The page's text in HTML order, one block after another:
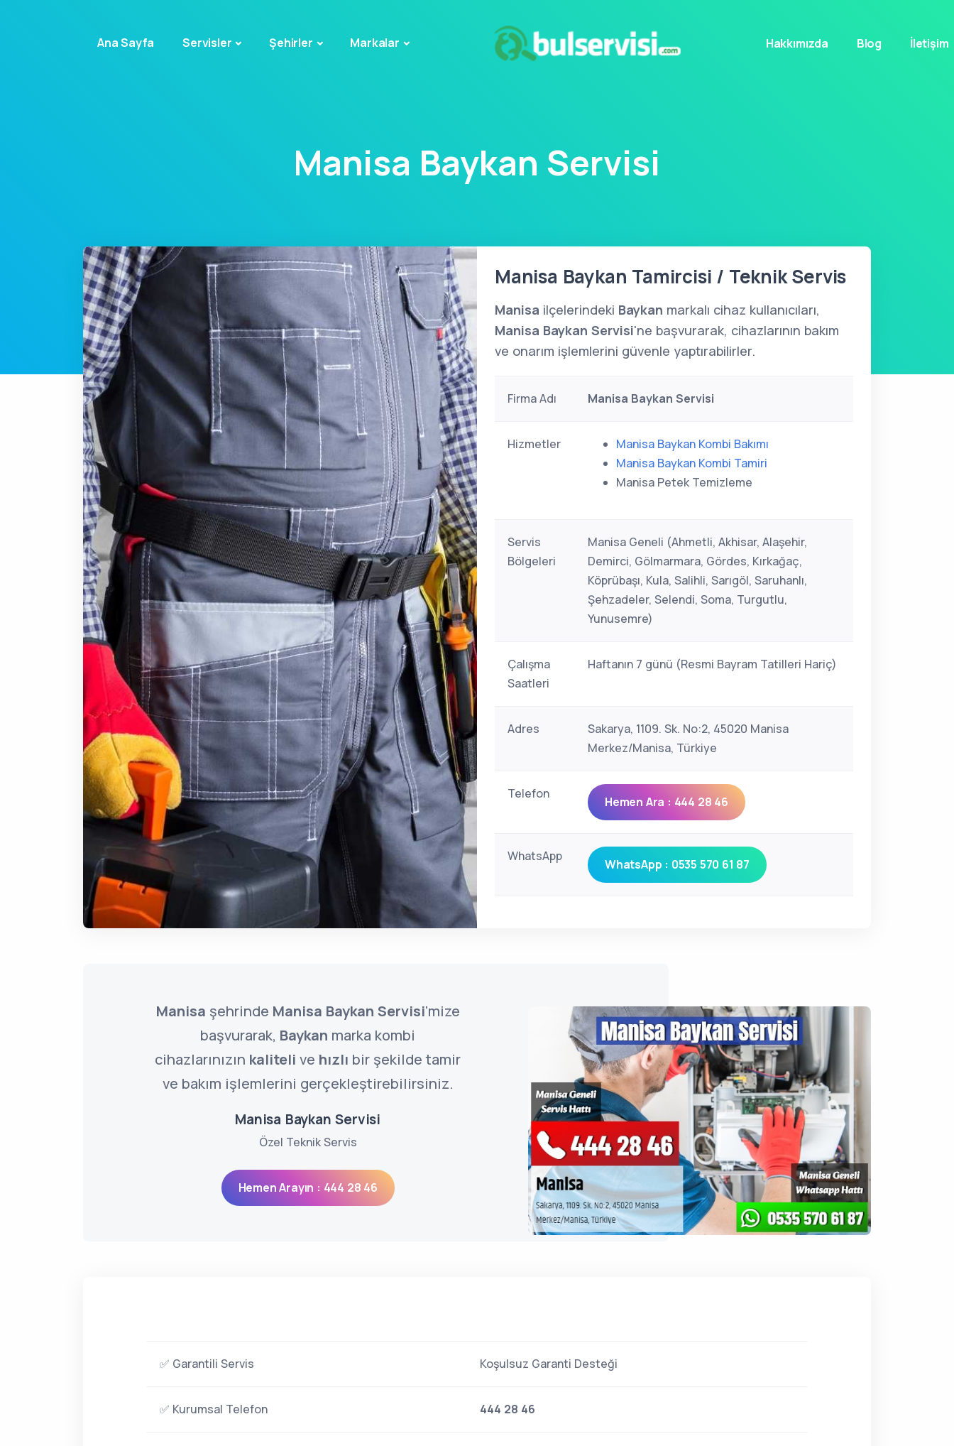
Ana Sayfa Servisler Şehirler Markalar Hakkımızda Blog İletişim
Manisa Baykan Servisi
Manisa Baykan Tamircisi / Teknik Servis
Manisa ilçelerindeki Baykan markalı cihaz kullanıcıları,
Manisa Baykan Servisi'ne başvurarak, cihazlarının bakım
ve onarım işlemlerini güvenle yaptırabilirler.
Firma Adı Manisa Baykan Servisi
Hizmetler
Manisa Baykan Kombi Bakımı
Manisa Baykan Kombi Tamiri
Manisa Petek Temizleme
Servis
Bölgeleri
Manisa Geneli (Ahmetli, Akhisar, Alaşehir,
Demirci, Gölmarmara, Gördes, Kırkağaç,
Köprübaşı, Kula, Salihli, Sarıgöl, Saruhanlı,
Şehzadeler, Selendi, Soma, Turgutlu,
Yunusemre)
Çalışma
Saatleri
Haftanın 7 günü (Resmi Bayram Tatilleri Hariç)
Adres
Sakarya, 1109. Sk. No:2, 45020 Manisa
Merkez/Manisa, Türkiye
Telefon
Hemen Ara : 444 28 46
WhatsApp
WhatsApp : 0535 570 61 87
Manisa şehrinde Manisa Baykan Servisi'mize
başvurarak, Baykan marka kombi
cihazlarınızın kaliteli ve hızlı bir şekilde tamir
ve bakım işlemlerini gerçekleştirebilirsiniz.
Manisa Baykan Servisi
Özel Teknik Servis
Hemen Arayın : 444 28 46
✅ Garantili Servis Koşulsuz Garanti Desteği
✅ Kurumsal Telefon 444 28 46